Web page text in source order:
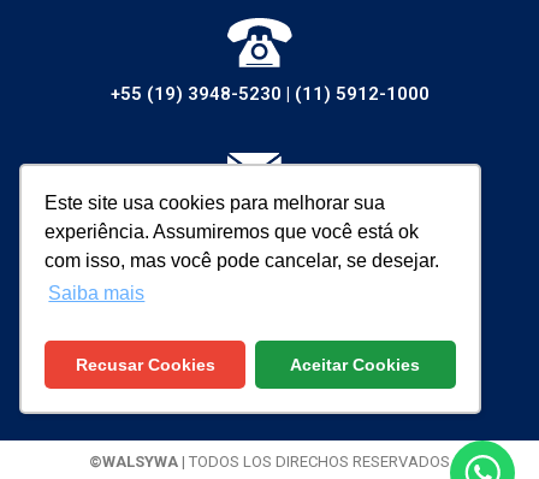
Este site usa cookies para melhorar sua
experiência. Assumiremos que você está ok
com isso, mas você pode cancelar, se desejar.
Saiba mais
Recusar Cookies Aceitar Cookies
+55 (19) 3948-5230 | (11) 5912-1000
vendas@walsywa.com.br
©WALSYWA | TODOS LOS DIRECHOS RESERVADOS